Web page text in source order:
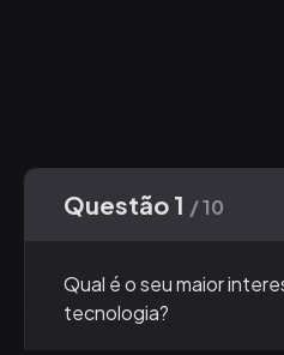
Questão 1 / 10
Qual é o seu maior
tecnologia?